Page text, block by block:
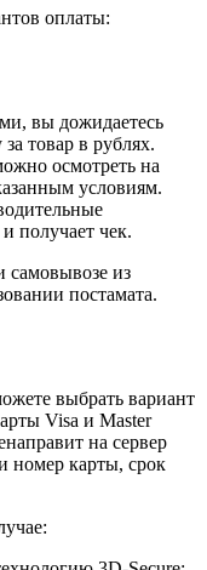
оплаты:
вы дожидаетесь
товар в рублях.
осмотреть на
условиям.
получает чек.
самовывозе из
постамата.
выбрать вариант
Visa и Master
на сервер
номер карты, срок